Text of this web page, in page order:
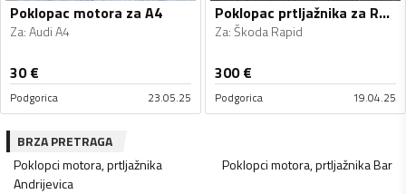
Poklopac motora za A4
Za:Audi A4
30€
Podgorica 23.05.25
Poklopac prtljažnika za Rapid
Za:Škoda Rapid
300€
Podgorica 19.04.25
BRZA PRETRAGA
Poklopci motora, prtljažnika
Andrijevica
Poklopci motora, prtljažnikaBar